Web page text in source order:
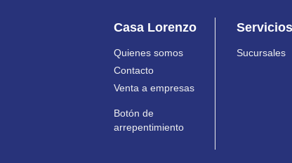
Casa Lorenzo
Quienes somos
Contacto
Venta a empresas
Botón de
arrepentimiento
Servicios
Sucursales